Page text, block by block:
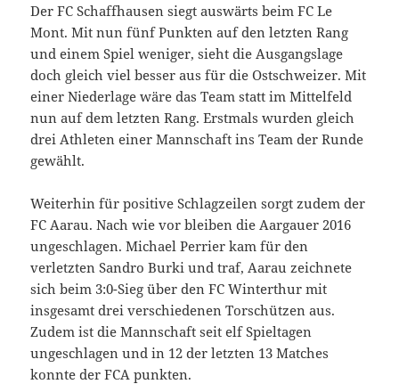
Der FC Schaffhausen siegt auswärts beim FC Le
Mont. Mit nun fünf Punkten auf den letzten Rang
und einem Spiel weniger, sieht die Ausgangslage
doch gleich viel besser aus für die Ostschweizer. Mit
einer Niederlage wäre das Team statt im Mittelfeld
nun auf dem letzten Rang. Erstmals wurden gleich
drei Athleten einer Mannschaft ins Team der Runde
gewählt.
Weiterhin für positive Schlagzeilen sorgt zudem der
FC Aarau. Nach wie vor bleiben die Aargauer 2016
ungeschlagen. Michael Perrier kam für den
verletzten Sandro Burki und traf, Aarau zeichnete
sich beim 3:0-Sieg über den FC Winterthur mit
insgesamt drei verschiedenen Torschützen aus.
Zudem ist die Mannschaft seit elf Spieltagen
ungeschlagen und in 12 der letzten 13 Matches
konnte der FCA punkten.